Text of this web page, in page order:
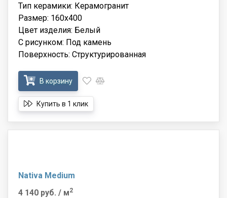
Тип керамики: Керамогранит
Размер: 160x400
Цвет изделия: Белый
С рисунком: Под камень
Поверхность: Структурированная
В корзину
Купить в 1 клик
Nativa Medium
4 140 руб. / м2